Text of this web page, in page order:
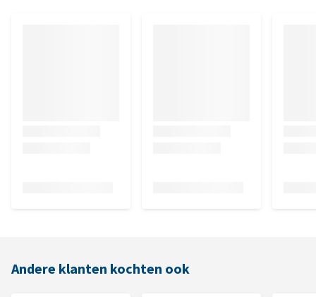
Andere klanten kochten ook